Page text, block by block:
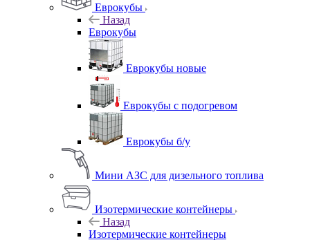
Еврокубы
Назад
Еврокубы
Еврокубы новые
Еврокубы с подогревом
Еврокубы б/у
Мини АЗС для дизельного топлива
Изотермические контейнеры
Назад
Изотермические контейнеры